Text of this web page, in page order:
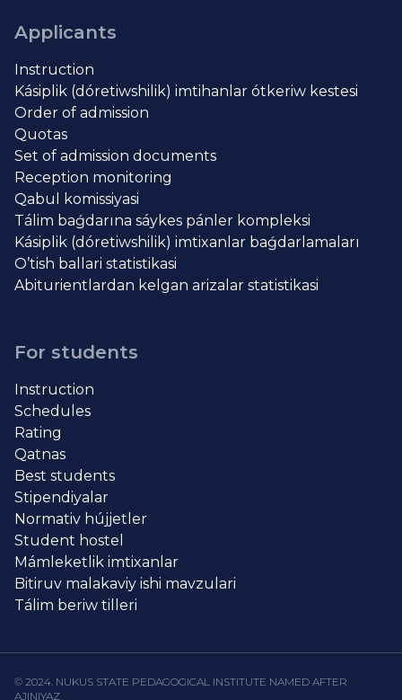
Applicants
Instruction
Kásiplik (dóretiwshilik) imtihanlar ótkeriw kestesi
Order of admission
Quotas
Set of admission documents
Reception monitoring
Qabul komissiyasi
Tálim baǵdarına sáykes pánler kompleksi
Kásiplik (dóretiwshilik) imtixanlar baǵdarlamaları
O’tish ballari statistikasi
Abiturientlardan kelgan arizalar statistikasi
For students
Instruction
Schedules
Rating
Qatnas
Best students
Stipendiyalar
Normativ hújjetler
Student hostel
Mámleketlik imtixanlar
Bitiruv malakaviy ishi mavzulari
Tálim beriw tilleri
© 2024. NUKUS STATE PEDAGOGICAL INSTITUTE NAMED AFTER
AJINIYAZ